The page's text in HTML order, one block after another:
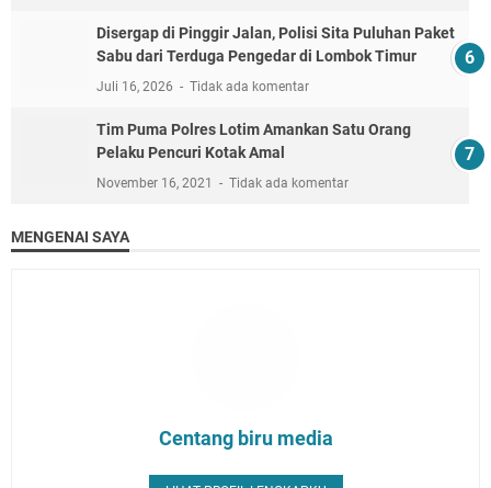
Disergap di Pinggir Jalan, Polisi Sita Puluhan Paket
Sabu dari Terduga Pengedar di Lombok Timur
Juli 16, 2026 Tidak ada komentar
Tim Puma Polres Lotim Amankan Satu Orang
Pelaku Pencuri Kotak Amal
November 16, 2021 Tidak ada komentar
MENGENAI SAYA
Centang biru media